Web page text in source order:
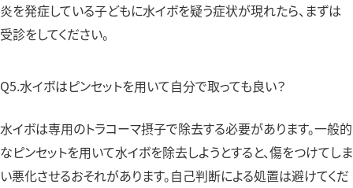
炎を発症している子どもに水イボを疑う症状が現れたら、まずは
受診をしてください。
Q5.水イボはピンセットを用いて自分で取っても良い？
水イボは専用のトラコーマ摂子で除去する必要があります。一般的
なピンセットを用いて水イボを除去しようとすると、傷をつけてしま
い悪化させるおそれがあります。自己判断による処置は避けてくだ